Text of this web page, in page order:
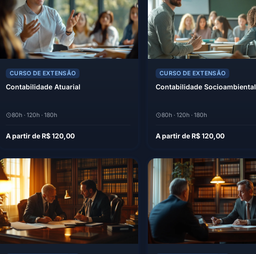
CURSO DE EXTENSÃO
Contabilidade Atuarial
80h · 120h · 180h
A partir de R$ 120,00
CURSO DE EXTENSÃO
Contabilidade Socioambiental
80h · 120h · 180h
A partir de R$ 120,00